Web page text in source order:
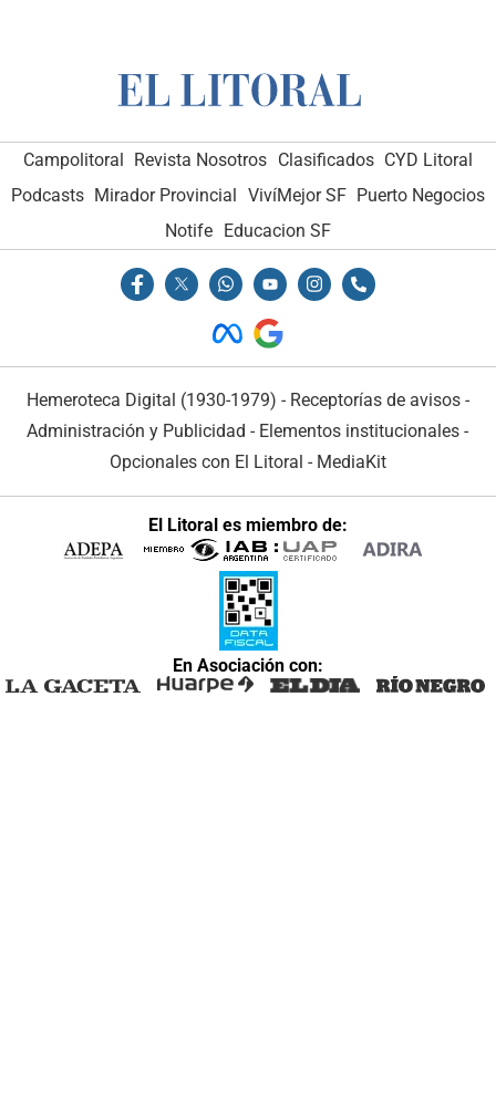
Campolitoral Revista Nosotros Clasificados CYD Litoral
Podcasts Mirador Provincial VivíMejor SF Puerto Negocios
Notife Educacion SF
Hemeroteca Digital (1930-1979) - Receptorías de avisos -
Administración y Publicidad - Elementos institucionales -
Opcionales con El Litoral - MediaKit
El Litoral es miembro de:
En Asociación con: